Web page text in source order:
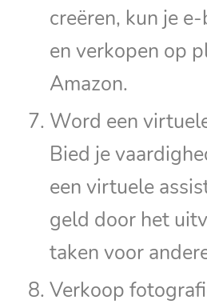
creëren, kun je
en verkopen op
Amazon.
Word een
Bied je
een virtuele
geld door het
taken voor
Verkoop